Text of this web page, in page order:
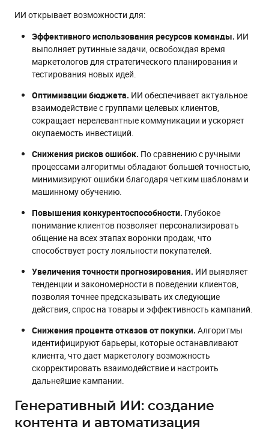
ИИ открывает возможности для:
Эффективного использования ресурсов команды. ИИ
выполняет рутинные задачи, освобождая время
маркетологов для стратегического планирования и
тестирования новых идей.
Оптимизации бюджета. ИИ обеспечивает актуальное
взаимодействие с группами целевых клиентов,
сокращает нерелевантные коммуникации и ускоряет
окупаемость инвестиций.
Снижения рисков ошибок. По сравнению с ручными
процессами алгоритмы обладают большей точностью,
минимизируют ошибки благодаря четким шаблонам и
машинному обучению.
Повышения конкурентоспособности. Глубокое
понимание клиентов позволяет персонализировать
общение на всех этапах воронки продаж, что
способствует росту лояльности покупателей.
Увеличения точности прогнозирования. ИИ выявляет
тенденции и закономерности в поведении клиентов,
позволяя точнее предсказывать их следующие
действия, спрос на товары и эффективность кампаний.
Снижения процента отказов от покупки. Алгоритмы
идентифицируют барьеры, которые останавливают
клиента, что дает маркетологу возможность
скорректировать взаимодействие и настроить
дальнейшие кампании.
Генеративный ИИ: создание
контента и автоматизация